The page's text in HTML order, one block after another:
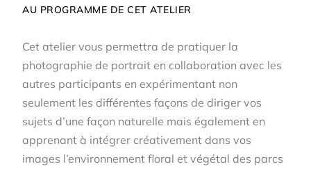
AU PROGRAMME DE CET ATELIER
Cet atelier vous permettra de pratiquer la
photographie de portrait en collaboration avec les
autres participants en expérimentant non
seulement les différentes façons de diriger vos
sujets d’une façon naturelle mais également en
apprenant à intégrer créativement dans vos
images l’environnement floral et végétal des parcs